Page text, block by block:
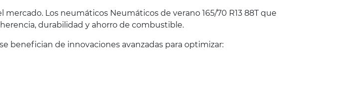
mercado. Los neumáticos Neumáticos de verano 165/70 R13 88T que
durabilidad y ahorro de combustible.
benefician de innovaciones avanzadas para optimizar: